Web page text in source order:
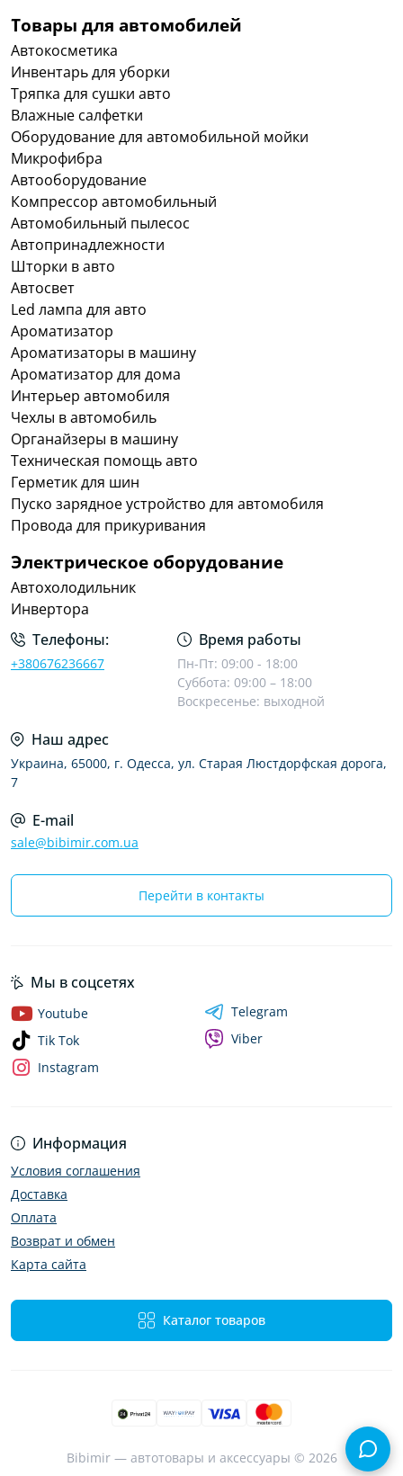
Товары для автомобилей
Автокосметика
Инвентарь для уборки
Тряпка для сушки авто
Влажные салфетки
Оборудование для автомобильной мойки
Микрофибра
Автооборудование
Компрессор автомобильный
Автомобильный пылесос
Автопринадлежности
Шторки в авто
Автосвет
Led лампа для авто
Ароматизатор
Ароматизаторы в машину
Ароматизатор для дома
Интерьер автомобиля
Чехлы в автомобиль
Органайзеры в машину
Техническая помощь авто
Герметик для шин
Пуско зарядное устройство для автомобиля
Провода для прикуривания
Электрическое оборудование
Автохолодильник
Инвертора
Телефоны:
+380676236667
Время работы
Пн-Пт: 09:00 - 18:00
Суббота: 09:00 – 18:00
Воскресенье: выходной
Наш адрес
Украина, 65000, г. Одесса, ул. Старая Люстдорфская дорога,
7
E-mail
sale@bibimir.com.ua
Перейти в контакты
Информация
Условия соглашения
Доставка
Оплата
Возврат и обмен
Карта сайта
Каталог товаров
Мы в соцсетях
Youtube
Tik Tok
Instagram
Telegram
Viber
Bibimir — автотовары и аксессуары © 2026